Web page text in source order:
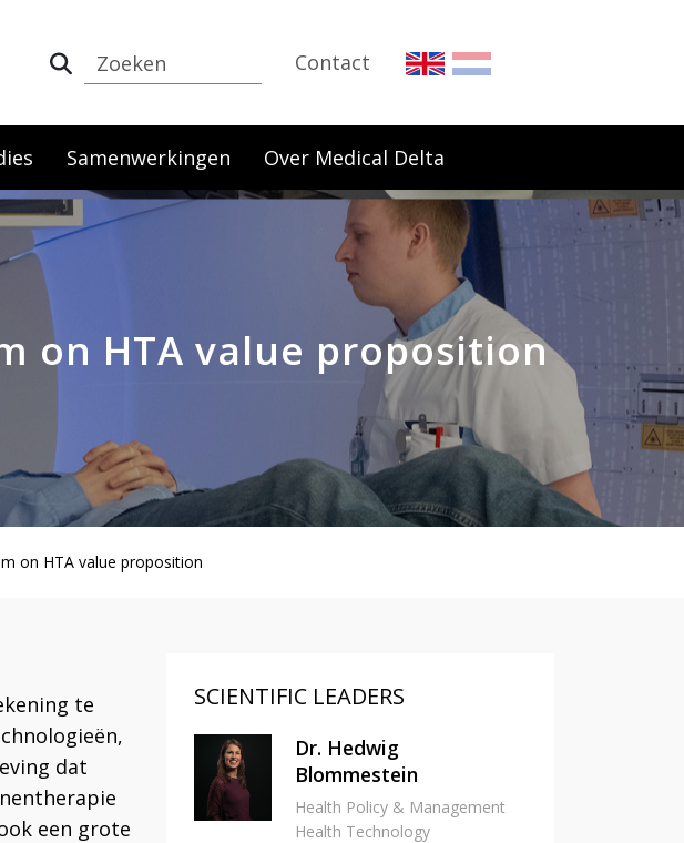
Contact
Samenwerkingen Over Medical Delta
on HTA value proposition
on HTA value proposition
te
dat
een grote
SCIENTIFIC LEADERS
Dr. Hedwig
Blommestein
Health Policy & Management
Health Technology